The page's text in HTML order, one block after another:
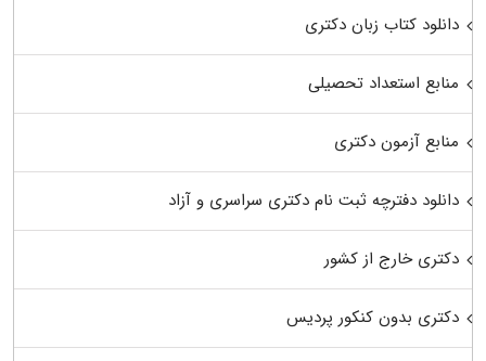
دانلود کتاب زبان دکتری
منابع استعداد تحصیلی
منابع آزمون دکتری
دانلود دفترچه ثبت نام دکتری سراسری و آزاد
دکتری خارج از کشور
دکتری بدون کنکور پردیس